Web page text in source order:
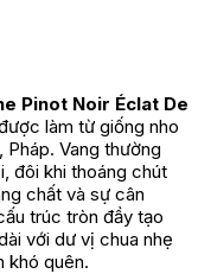
Pinot Noir Éclat De
làm từ giống nho
Vang thường
đôi khi thoáng chút
chất và sự cân
trúc tròn đầy tạo
với dư vị chua nhẹ
khó quên.